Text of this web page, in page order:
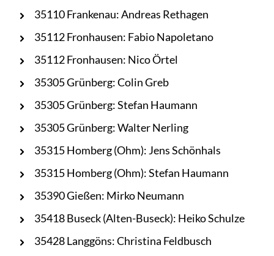
35110 Frankenau: Andreas Rethagen
35112 Fronhausen: Fabio Napoletano
35112 Fronhausen: Nico Örtel
35305 Grünberg: Colin Greb
35305 Grünberg: Stefan Haumann
35305 Grünberg: Walter Nerling
35315 Homberg (Ohm): Jens Schönhals
35315 Homberg (Ohm): Stefan Haumann
35390 Gießen: Mirko Neumann
35418 Buseck (Alten-Buseck): Heiko Schulze
35428 Langgöns: Christina Feldbusch